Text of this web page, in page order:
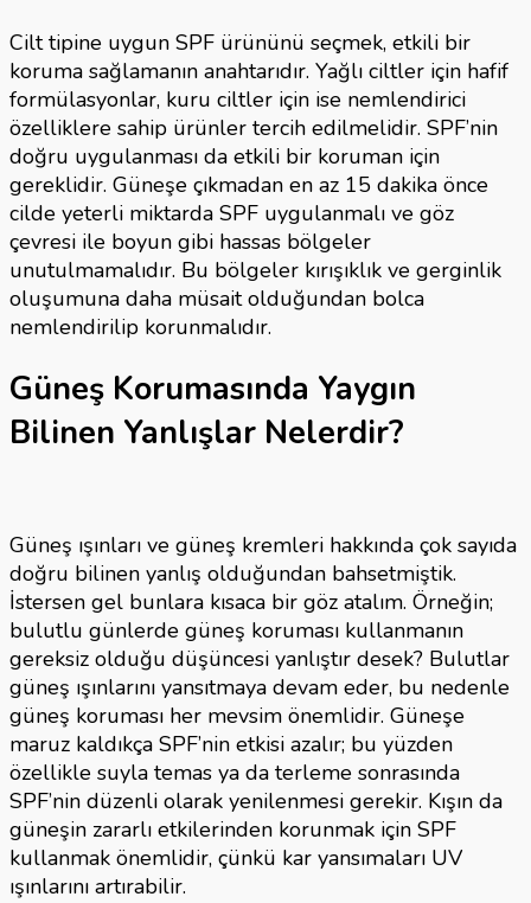
Cilt tipine uygun SPF ürününü seçmek, etkili bir
koruma sağlamanın anahtarıdır. Yağlı ciltler için hafif
formülasyonlar, kuru ciltler için ise nemlendirici
özelliklere sahip ürünler tercih edilmelidir. SPF’nin
doğru uygulanması da etkili bir koruman için
gereklidir. Güneşe çıkmadan en az 15 dakika önce
cilde yeterli miktarda SPF uygulanmalı ve göz
çevresi ile boyun gibi hassas bölgeler
unutulmamalıdır. Bu bölgeler kırışıklık ve gerginlik
oluşumuna daha müsait olduğundan bolca
nemlendirilip korunmalıdır.
Güneş Korumasında Yaygın
Bilinen Yanlışlar Nelerdir?
Güneş ışınları ve güneş kremleri hakkında çok sayıda
doğru bilinen yanlış olduğundan bahsetmiştik.
İstersen gel bunlara kısaca bir göz atalım. Örneğin;
bulutlu günlerde güneş koruması kullanmanın
gereksiz olduğu düşüncesi yanlıştır desek? Bulutlar
güneş ışınlarını yansıtmaya devam eder, bu nedenle
güneş koruması her mevsim önemlidir. Güneşe
maruz kaldıkça SPF’nin etkisi azalır; bu yüzden
özellikle suyla temas ya da terleme sonrasında
SPF’nin düzenli olarak yenilenmesi gerekir. Kışın da
güneşin zararlı etkilerinden korunmak için SPF
kullanmak önemlidir, çünkü kar yansımaları UV
ışınlarını artırabilir.